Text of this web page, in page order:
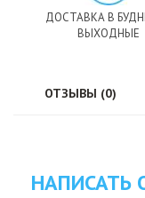
ДОСТАВКА В
ВЫХОДНЫЕ
ОТЗЫВЫ (0)
НАПИСАТЬ